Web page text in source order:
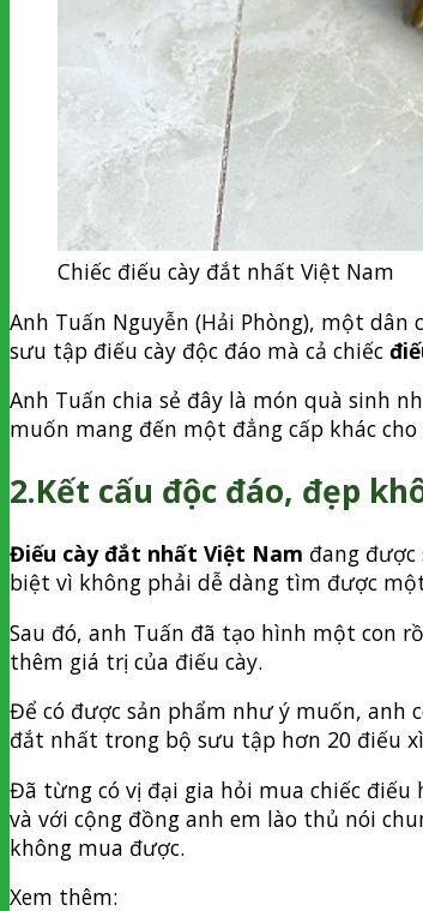
Chiếc điếu cày đắt nhất Việt Nam
Anh Tuấn Nguyễn (Hải Phòng), một
sưu tập điếu cày độc đáo mà cả chiếc
Anh Tuấn chia sẻ đây là món quà sinh
muốn mang đến một đẳng cấp khác
2.Kết cấu độc đáo, đẹp
Điếu cày đắt nhất Việt Nam đang
biệt vì không phải dễ dàng tìm được
Sau đó, anh Tuấn đã tạo hình một con
thêm giá trị của điếu cày.
Để có được sản phẩm như ý muốn, anh
đắt nhất trong bộ sưu tập hơn 20 điếu
Đã từng có vị đại gia hỏi mua chiếc
và với cộng đồng anh em lào thủ nói
không mua được.
Xem thêm: